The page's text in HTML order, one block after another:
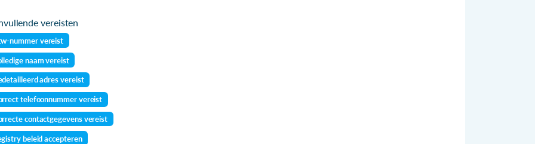
vereisten
nummer vereist
naam vereist
adres vereist
telefoonnummer vereist
contactgegevens vereist
beleid accepteren